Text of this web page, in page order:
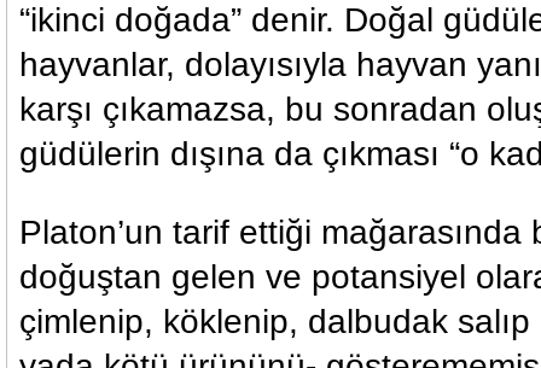
“ikinci doğada” denir. Doğal
hayvanlar, dolayısıyla hayvan
karşı çıkamazsa, bu sonradan
güdülerin dışına da çıkması “o
Platon’un tarif ettiği mağarasında
doğuştan gelen ve potansiyel
çimlenip, köklenip, dalbudak